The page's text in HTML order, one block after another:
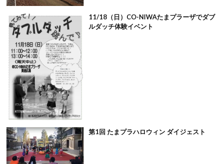
11/18（日）CO-NIWAたまプラーザでダブ
ルダッチ体験イベント
第1回 たまプラハロウィン ダイジェスト